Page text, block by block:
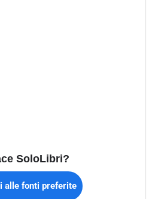
SoloLibri?
alle fonti preferite